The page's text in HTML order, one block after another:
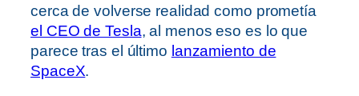
cerca de volverse realidad como prometía
el CEO de Tesla, al menos eso es lo que
parece tras el último lanzamiento de
SpaceX.